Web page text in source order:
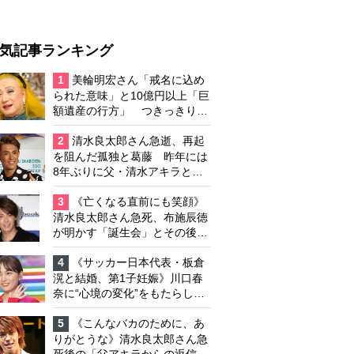
記事ランキング
1
美輪明宏さん「戒名に込め
られた意味」と10億円以上「巨
額遺産の行方」 つきっきりで
私生活をサポートしていた元俳
優が相続か
2
清水良太郎さん急逝、再起
を阻んだ孤独と葛藤 昨年には
8年ぶりに父・清水アキラと共
演、本格的な活動再開に向かっ
ていたが…周囲が懸念していた
「不安定なところ」
3
《亡くなる直前にも笑顔》
清水良太郎さん急死、布施辰徳
が明かす「誕生会」とその後の
メッセージ
4
《サッカー日本代表・板倉
滉と結婚、第1子妊娠》川口春
奈に“心境の変化”をもたらした
主演映画『ママせか』 身を削
って「がんに蝕まれる母」を演
じた壮絶な撮影現場
5
《こんなバカのために、あ
りがとうな》清水良太郎さん急